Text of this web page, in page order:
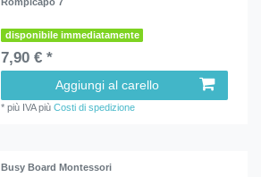
disponibile immediatamente
7,90 € *
Aggiungi al carello
*più IVApiùCosti di spedizione
Busy Board Montessori